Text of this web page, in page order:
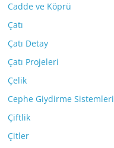
Cadde ve Köprü
Çatı
Çatı Detay
Çatı Projeleri
Çelik
Cephe Giydirme Sistemleri
Çiftlik
Çitler